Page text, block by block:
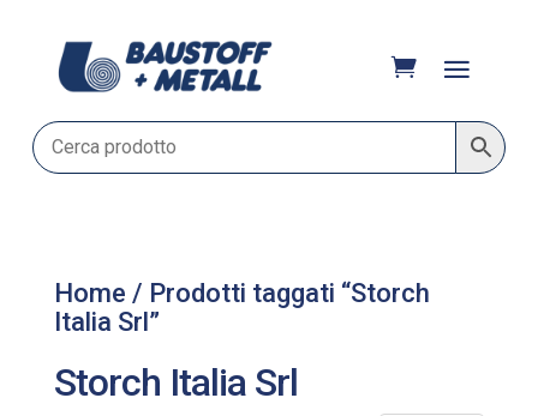
Home / Prodotti taggati “Storch
Italia Srl”
Storch Italia Srl